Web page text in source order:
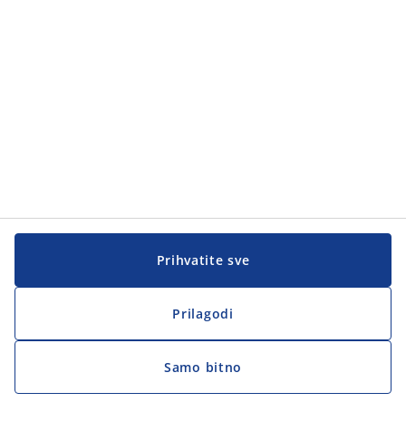
Prihvatite sve
Prilagodi
Samo bitno